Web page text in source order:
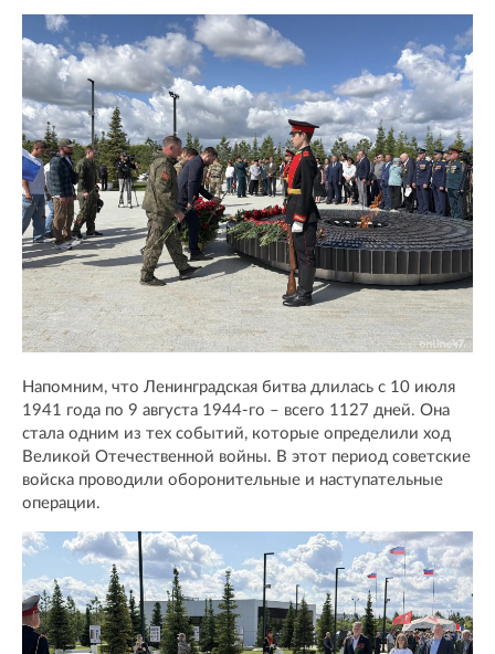
Напомним, что Ленинградская битва длилась с 10 июля
1941 года по 9 августа 1944-го – всего 1127 дней. Она
стала одним из тех событий, которые определили ход
Великой Отечественной войны. В этот период советские
войска проводили оборонительные и наступательные
операции.